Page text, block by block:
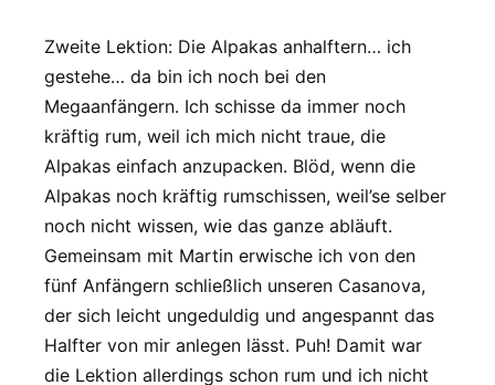
Zweite Lektion: Die Alpakas anhalftern… ich
gestehe… da bin ich noch bei den
Megaanfängern. Ich schisse da immer noch
kräftig rum, weil ich mich nicht traue, die
Alpakas einfach anzupacken. Blöd, wenn die
Alpakas noch kräftig rumschissen, weil’se selber
noch nicht wissen, wie das ganze abläuft.
Gemeinsam mit Martin erwische ich von den
fünf Anfängern schließlich unseren Casanova,
der sich leicht ungeduldig und angespannt das
Halfter von mir anlegen lässt. Puh! Damit war
die Lektion allerdings schon rum und ich nicht